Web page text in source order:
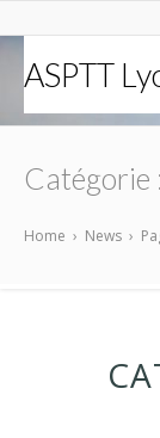
ASPTT
Catégorie :
Home › News ›